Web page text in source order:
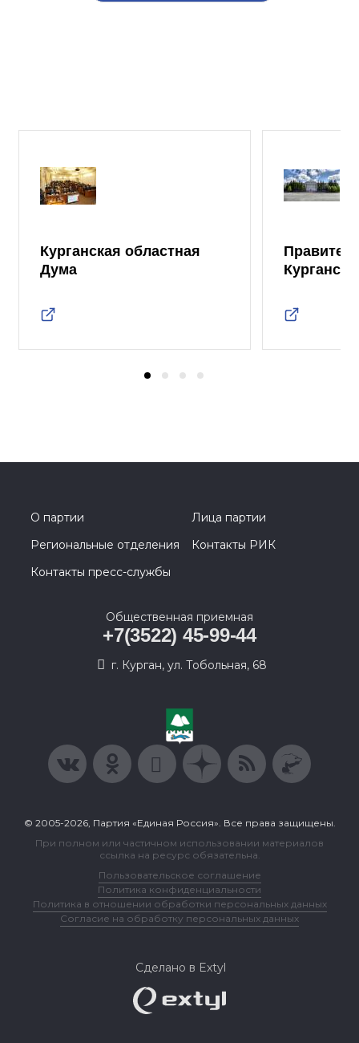
Курганская областная
Дума
О партии
Лица партии
Региональные отделения
Контакты РИК
Контакты пресс-службы
Общественная приемная
+7(3522) 45-99-44
г. Курган, ул. Тобольная, 68
© 2005-2026, Партия «Единая Россия». Все права защищены.
При полном или частичном использовании материалов
ссылка на ресурс обязательна.
Пользовательское соглашение
Политика конфиденциальности
Политика в отношении обработки персональных данных
Согласие на обработку персональных данных
Сделано в Extyl